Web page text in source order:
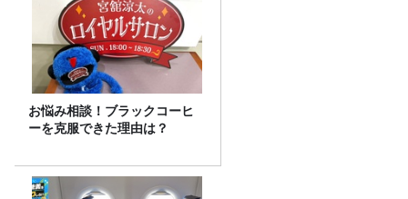
お悩み相談！ブラックコーヒ
ーを克服できた理由は？